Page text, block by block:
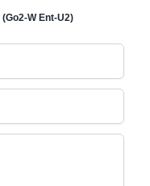
W Ent-U2)